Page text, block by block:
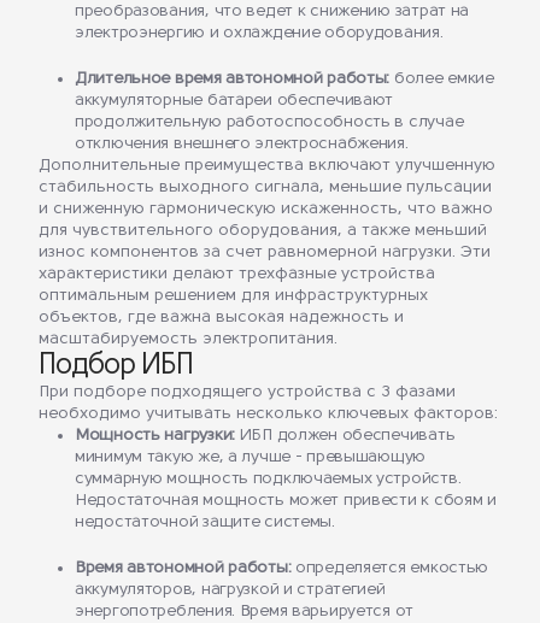
преобразования, что ведет к снижению затрат на
электроэнергию и охлаждение оборудования.
Длительное время автономной работы: более емкие
аккумуляторные батареи обеспечивают
продолжительную работоспособность в случае
отключения внешнего электроснабжения.
Дополнительные преимущества включают улучшенную
стабильность выходного сигнала, меньшие пульсации
и сниженную гармоническую искаженность, что важно
для чувствительного оборудования, а также меньший
износ компонентов за счет равномерной нагрузки. Эти
характеристики делают трехфазные устройства
оптимальным решением для инфраструктурных
объектов, где важна высокая надежность и
масштабируемость электропитания.
Подбор ИБП
При подборе подходящего устройства с 3 фазами
необходимо учитывать несколько ключевых факторов:
Мощность нагрузки:ИБП должен обеспечивать
минимум такую же, а лучше - превышающую
суммарную мощность подключаемых устройств.
Недостаточная мощность может привести к сбоям и
недостаточной защите системы.
Время автономной работы:определяется емкостью
аккумуляторов, нагрузкой и стратегией
энергопотребления. Время варьируется от